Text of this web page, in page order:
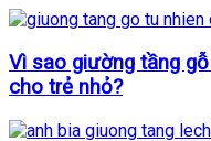
Vì sao giường tầng
cho trẻ nhỏ?